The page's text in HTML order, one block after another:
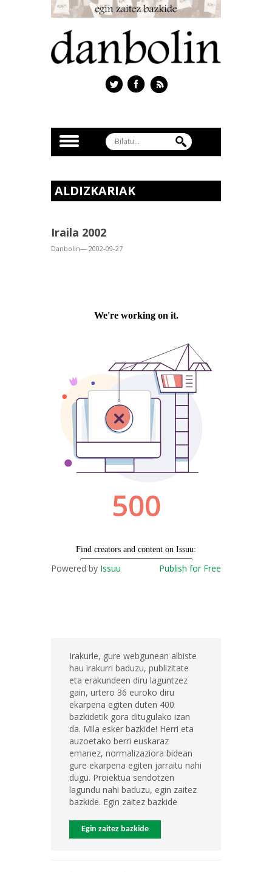
ALDIZKARIAK
Iraila 2002
Danbolin— 2002-09-27
Powered by Issuu Publish for Free
Irakurle, gure webgunean albiste
hau irakurri baduzu, publizitate
eta erakundeen diru laguntzez
gain, urtero 36 euroko diru
ekarpena egiten duten 400
bazkidetik gora ditugulako izan
da. Mila esker bazkide! Herri eta
auzoetako berri euskaraz
emanez, normalizaziora bidean
gure ekarpena egiten jarraitu nahi
dugu. Proiektua sendotzen
lagundu nahi baduzu, egin zaitez
bazkide. Egin zaitez bazkide
Egin zaitez bazkide